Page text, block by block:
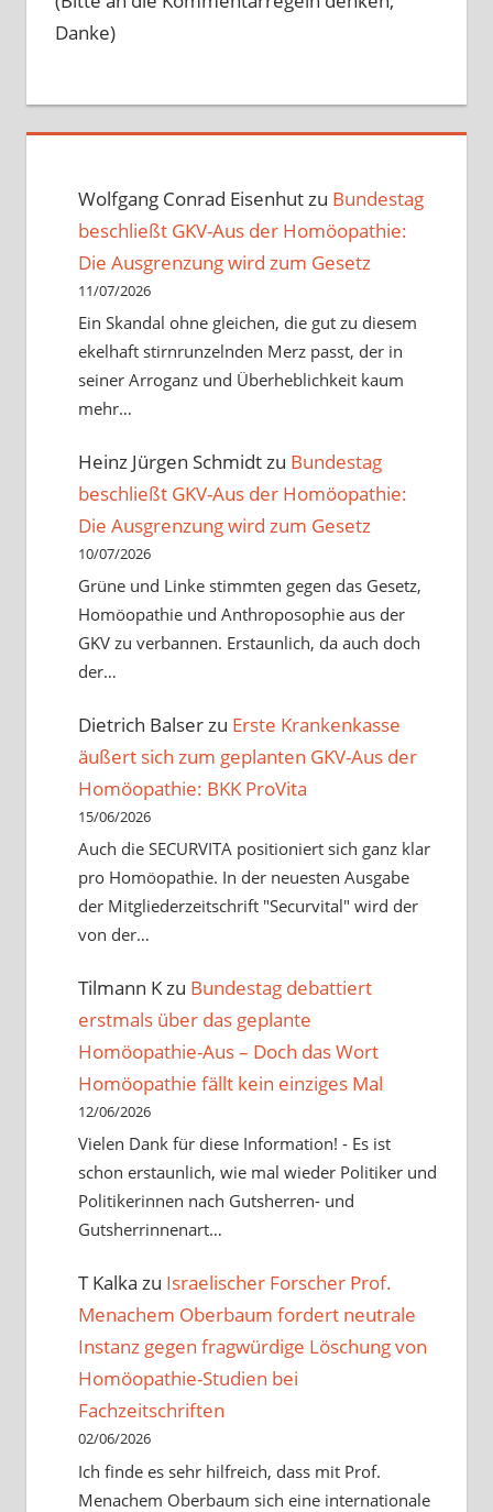
Danke)
Wolfgang Conrad Eisenhutzu Bundestag
beschließt GKV-Aus der Homöopathie:
Die Ausgrenzung wird zum Gesetz
11/07/2026
Ein Skandal ohne gleichen, die gut zu diesem
ekelhaft stirnrunzelnden Merz passt, der in
seiner Arroganz und Überheblichkeit kaum
mehr…
Heinz Jürgen Schmidtzu Bundestag
beschließt GKV-Aus der Homöopathie:
Die Ausgrenzung wird zum Gesetz
10/07/2026
Grüne und Linke stimmten gegen das Gesetz,
Homöopathie und Anthroposophie aus der
GKV zu verbannen. Erstaunlich, da auch doch
der…
Dietrich Balserzu Erste Krankenkasse
äußert sich zum geplanten GKV-Aus der
Homöopathie: BKK ProVita
15/06/2026
Auch die SECURVITA positioniert sich ganz klar
pro Homöopathie. In der neuesten Ausgabe
der Mitgliederzeitschrift "Securvital" wird der
von der…
Tilmann Kzu Bundestag debattiert
erstmals über das geplante
Homöopathie-Aus – Doch das Wort
Homöopathie fällt kein einziges Mal
12/06/2026
Vielen Dank für diese Information! - Es ist
schon erstaunlich, wie mal wieder Politiker und
Politikerinnen nach Gutsherren- und
Gutsherrinnenart…
T Kalka zu Israelischer Forscher Prof.
Menachem Oberbaum fordert neutrale
Instanz gegen fragwürdige Löschung von
Homöopathie-Studien bei
Fachzeitschriften
02/06/2026
Ich finde es sehr hilfreich, dass mit Prof.
Menachem Oberbaum sich eine internationale